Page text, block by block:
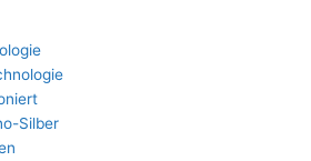
Silber